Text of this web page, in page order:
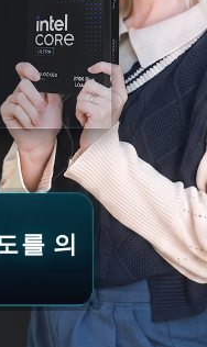
를 의